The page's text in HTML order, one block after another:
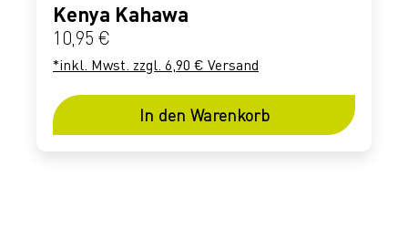
Kenya Kahawa
Regulärer Preis:
10,95 €
*inkl. Mwst. zzgl. 6,90 € Versand
In den Warenkorb